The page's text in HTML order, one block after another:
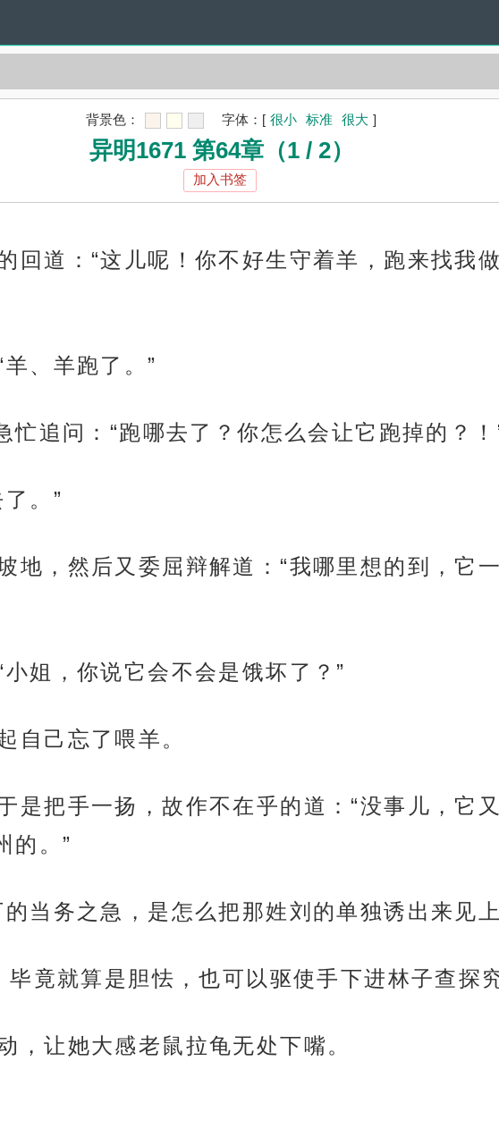
背景色： 字体： [ 很小 标准 很大 ]
异明1671 第64章（1 / 2）
加入书签
回道：“这儿呢！你不好生守着羊，跑来找我
、羊跑了。”
忙追问：“跑哪去了？你怎么会让它跑掉的？！
。”
地，然后又委屈辩解道：“我哪里想的到，它
姐，你说它会不会是饿坏了？”
自己忘了喂羊。
是把手一扬，故作不在乎的道：“没事儿，它
的。”
当务之急，是怎么把那姓刘的单独诱出来见
毕竟就算是胆怯，也可以驱使手下进林子查探
，让她大感老鼠拉龟无处下嘴。